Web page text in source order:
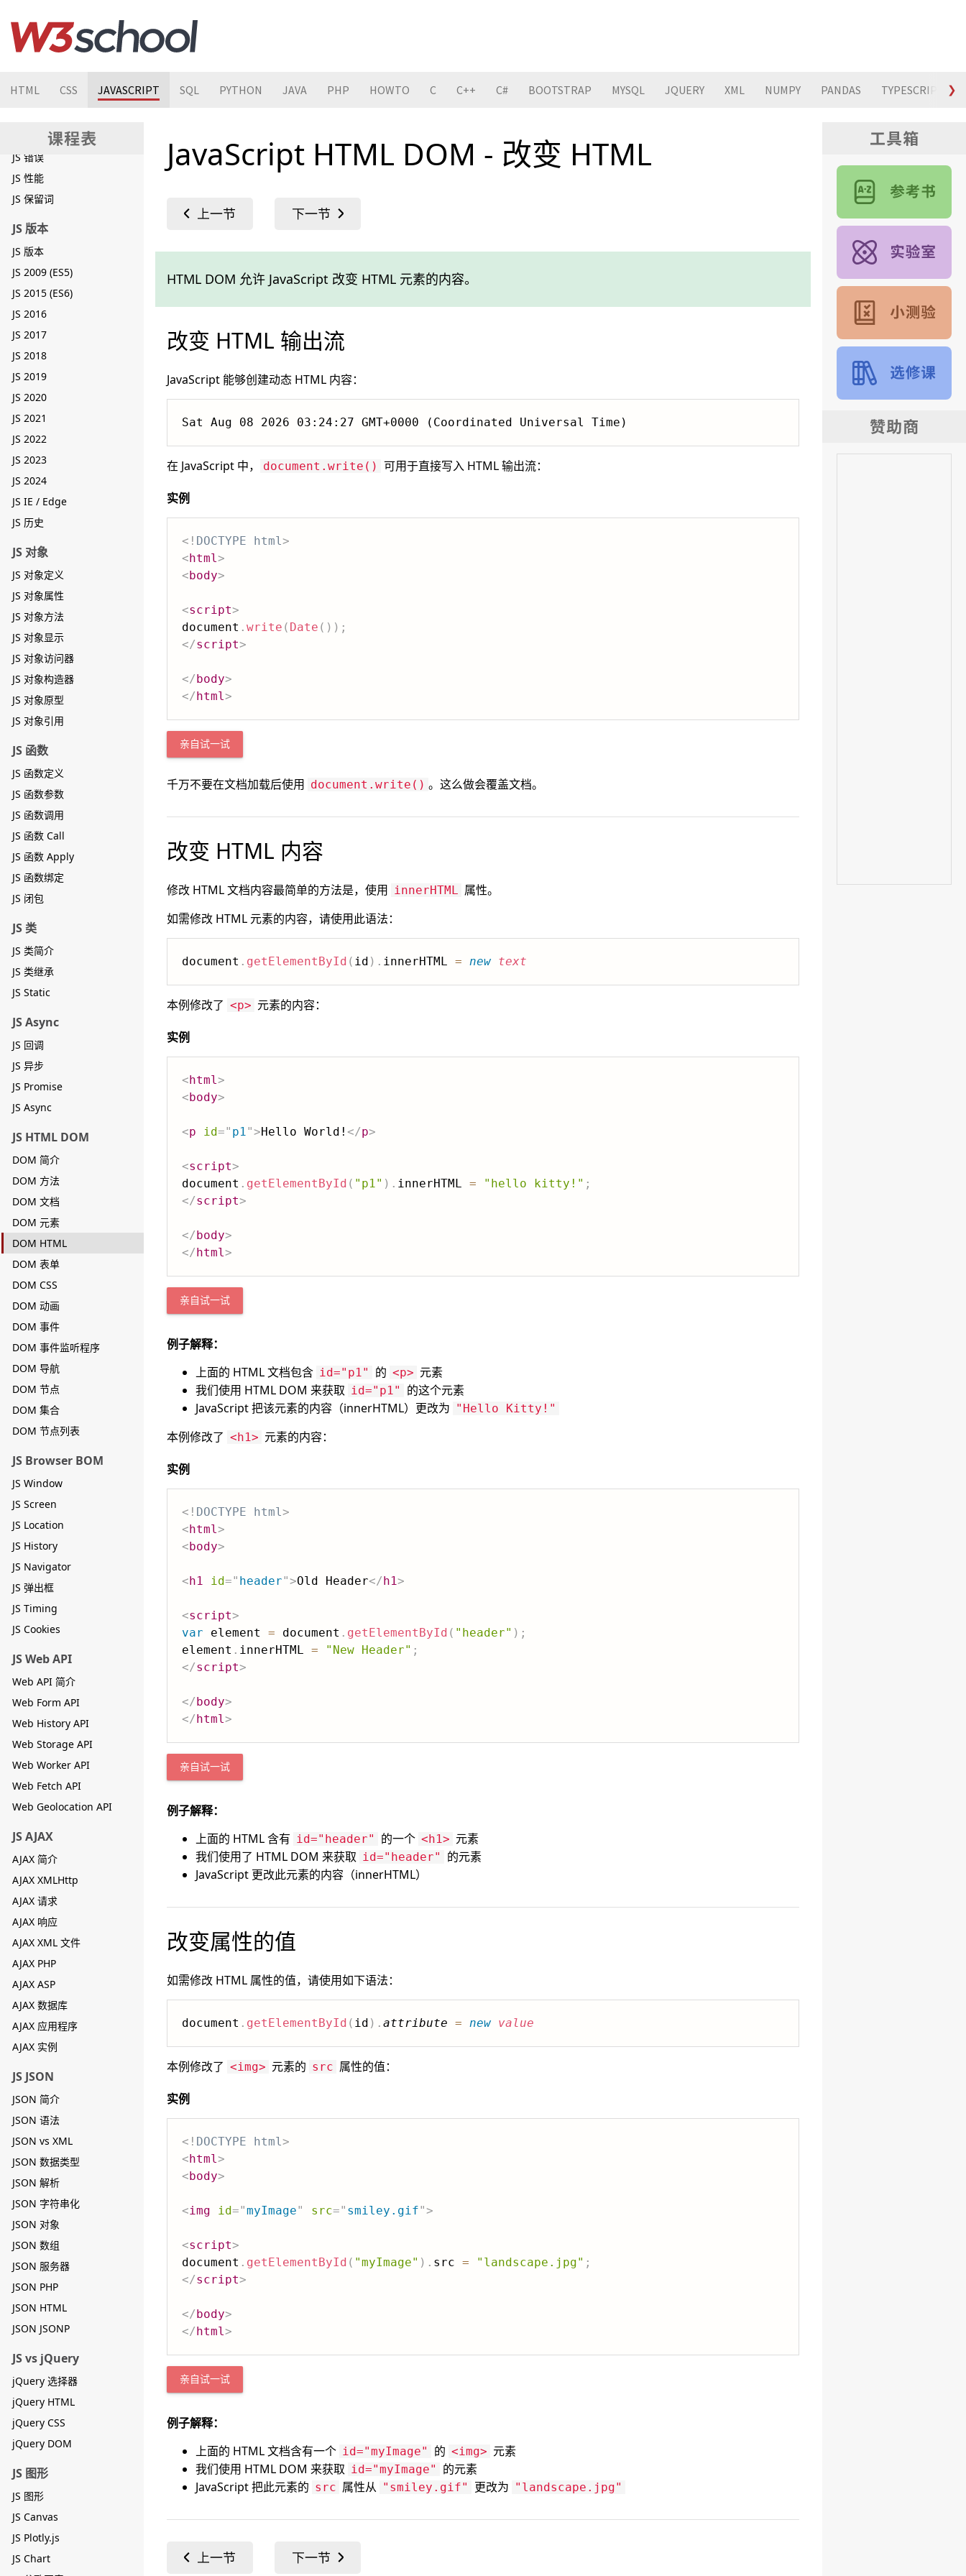
HTML CSS JAVASCRIPT SQL PYTHON JAVA PHP HOWTO C C++ C# BOOTSTRAP MYSQL JQUERY XML NUMPY PANDAS TYPESCRIPT ❯
JS 类
JS 模块
JS 调试
JS 最佳实践
JS 错误
JS 性能
JS 保留词
JS 版本
JS 版本
JS 2009 (ES5)
JS 2015 (ES6)
JS 2016
JS 2017
JS 2018
JS 2019
JS 2020
JS 2021
JS 2022
JS 2023
JS 2024
JS IE / Edge
JS 历史
JS 对象
JS 对象定义
JS 对象属性
JS 对象方法
JS 对象显示
JS 对象访问器
JS 对象构造器
JS 对象原型
JS 对象引用
JS 函数
JS 函数定义
JS 函数参数
JS 函数调用
JS 函数 Call
JS 函数 Apply
JS 函数绑定
JS 闭包
JS 类
JS 类简介
JS 类继承
JS Static
JS Async
JS 回调
JS 异步
JS Promise
JS Async
JS HTML DOM
DOM 简介
DOM 方法
DOM 文档
DOM 元素
DOM HTML
DOM 表单
DOM CSS
DOM 动画
DOM 事件
DOM 事件监听程序
DOM 导航
DOM 节点
DOM 集合
DOM 节点列表
JS Browser BOM
JS Window
JS Screen
JS Location
JS History
JS Navigator
JS 弹出框
JS Timing
JS Cookies
JS Web API
Web API 简介
Web Form API
Web History API
Web Storage API
Web Worker API
Web Fetch API
Web Geolocation API
JS AJAX
AJAX 简介
AJAX XMLHttp
AJAX 请求
AJAX 响应
AJAX XML 文件
AJAX PHP
AJAX ASP
AJAX 数据库
AJAX 应用程序
AJAX 实例
JS JSON
JSON 简介
JSON 语法
JSON vs XML
JSON 数据类型
JSON 解析
JSON 字符串化
JSON 对象
JSON 数组
JSON 服务器
JSON PHP
JSON HTML
JSON JSONP
JS vs jQuery
jQuery 选择器
jQuery HTML
jQuery CSS
jQuery DOM
JS 图形
JS 图形
JS Canvas
JS Plotly.js
JS Chart
JavaScript HTML DOM - 改变 HTML
HTML DOM 允许 JavaScript 改变 HTML 元素的内容。
改变 HTML 输出流
JavaScript 能够创建动态 HTML 内容：
在 JavaScript 中， document.write() 可用于直接写入 HTML 输出流：
实例
<! DOCTYPE html>
<html>
<body>
<script>
document . write ( Date ( ) ) ;
</script>
</body>
</html>
亲自试一试
千万不要在文档加载后使用 document.write() 。这么做会覆盖文档。
改变 HTML 内容
修改 HTML 文档内容最简单的方法是，使用 innerHTML 属性。
如需修改 HTML 元素的内容，请使用此语法：
document . getElementById ( id ) . innerHTML = new text
本例修改了 <p> 元素的内容：
实例
<html>
<body>
<p id=" p1">Hello World! </p>
<script>
document . getElementById ( "p1" ) . innerHTML = "hello kitty!" ;
</script>
</body>
</html>
亲自试一试
例子解释：
上面的 HTML 文档包含 id="p1" 的 <p> 元素
我们使用 HTML DOM 来获取 id="p1"
的这个元素
JavaScript 把该元素的内容（innerHTML）更改为 "Hello Kitty!"
本例修改了 <h1> 元素的内容：
实例
<! DOCTYPE html>
<html>
<body>
<h1 id=" header">Old Header</h1>
<script>
var element = document . getElementById ( "header" ) ;
element . innerHTML = "New Header" ;
</script>
</body>
</html>
亲自试一试
例子解释：
上面的 HTML 含有 id="header" 的一个 <h1> 元素
我们使用了 HTML DOM 来获取 id="header"
的元素
JavaScript 更改此元素的内容（innerHTML）
改变属性的值
如需修改 HTML 属性的值，请使用如下语法：
document . getElementById ( id ) . attribute = new value
本例修改了 <img> 元素的 src 属性的值：
实例
<! DOCTYPE html>
<html>
<body>
<img id="myImage" src=" smiley.gif">
<script>
document . getElementById ( "myImage" ) . src = "landscape.jpg" ;
</script>
</body>
</html>
亲自试一试
例子解释：
上面的 HTML 文档含有一个 id="myImage" 的 <img> 元素
我们使用 HTML DOM 来获取 id="myImage"
的元素
JavaScript 把此元素的 src 属性从 "smiley.gif" 更改为 "landscape.jpg"